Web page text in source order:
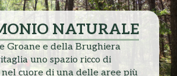
NATURALE
Groane e della Brughiera
uno spazio ricco di
cuore di una delle aree più